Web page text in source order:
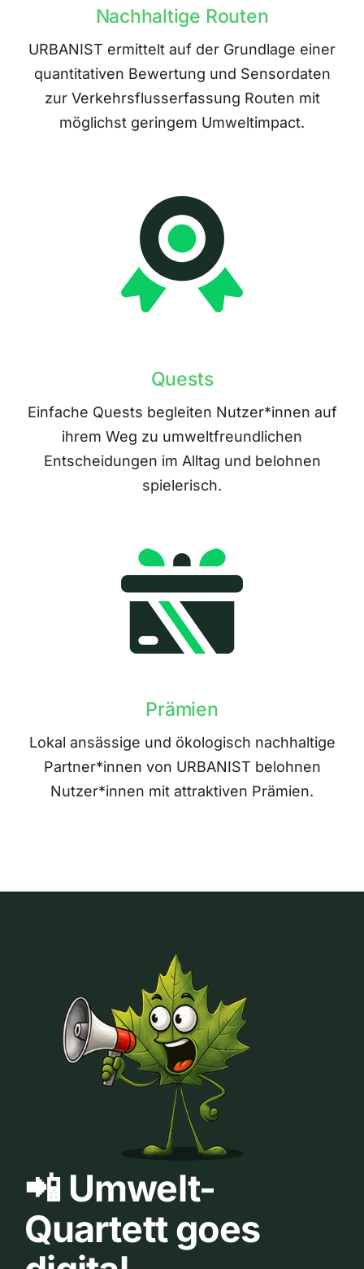
Nachhaltige Routen
URBANIST ermittelt auf der Grundlage einer
quantitativen Bewertung und Sensordaten
zur Verkehrsflusserfassung Routen mit
möglichst geringem Umweltimpact.
Quests
Einfache Quests begleiten Nutzer*innen auf
ihrem Weg zu umweltfreundlichen
Entscheidungen im Alltag und belohnen
spielerisch.
Prämien
Lokal ansässige und ökologisch nachhaltige
Partner*innen von URBANIST belohnen
Nutzer*innen mit attraktiven Prämien.
📲 Umwelt-
Quartett goes